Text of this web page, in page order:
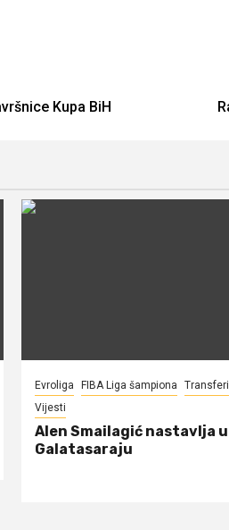
Kupa BiH
Evroliga FIBA Liga šampiona
Transferi
Vijesti
Alen Smailagić nastavlja u
Galatasaraju